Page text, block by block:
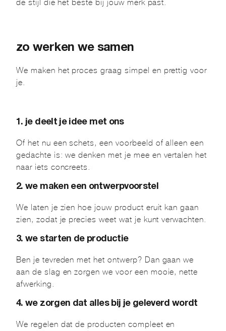
de stijl die het beste bij jouw merk past.
zo werken we samen
We maken het proces graag simpel en prettig voor
je.
1. je deelt je idee met ons
Of het nu een schets, een voorbeeld of alleen een
gedachte is: we denken met je mee en vertalen het
naar iets concreets.
2. we maken een ontwerpvoorstel
We laten je zien hoe jouw product eruit kan gaan
zien, zodat je precies weet wat je kunt verwachten.
3. we starten de productie
Ben je tevreden met het ontwerp? Dan gaan we
aan de slag en zorgen we voor een mooie, nette
afwerking.
4. we zorgen dat alles bij je geleverd wordt
We regelen dat de producten compleet en